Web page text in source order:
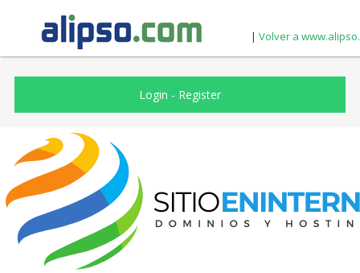
| Volver a
Login - Register